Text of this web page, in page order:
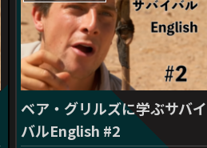
ベア・グリルズに学ぶサバイ
バルEnglish #2